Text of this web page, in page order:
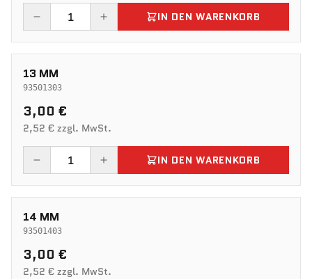
IN DEN WARENKORB
13 MM
93501303
3,00 €
2,52 € zzgl. MwSt.
IN DEN WARENKORB
14 MM
93501403
3,00 €
2,52 € zzgl. MwSt.